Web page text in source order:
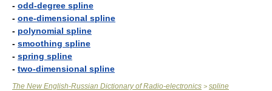
- odd-degree spline
- one-dimensional spline
- polynomial spline
- smoothing spline
- spring spline
- two-dimensional spline
The New English-Russian Dictionary of Radio-electronics > spline